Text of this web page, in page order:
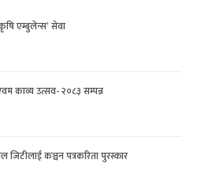
एम्बुलेन्स’ सेवा
काव्य उत्सव- २०८३ सम्पन्न
जिटीलाई कञ्चन पत्रकरिता पुरस्कार